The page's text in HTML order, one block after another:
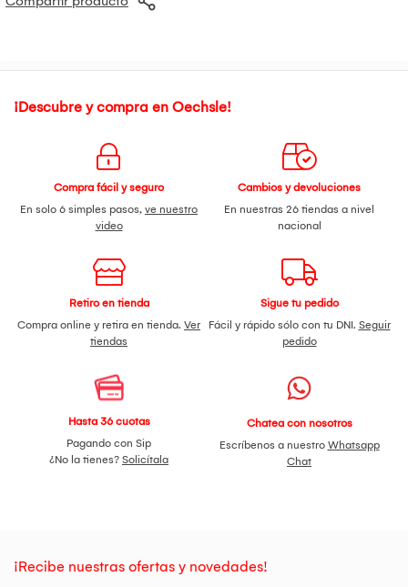
¡Descubre y compra en Oechsle!
Compra fácil y seguro
En solo 6 simples pasos, ve nuestro
video
Cambios y devoluciones
En nuestras 26 tiendas a nivel
nacional
Retiro en tienda
Compra online y retira en tienda. Ver
tiendas
Sigue tu pedido
Fácil y rápido sólo con tu DNI. Seguir
pedido
Hasta 36 cuotas
Pagando con Sip
¿No la tienes? Solicítala
Chatea con nosotros
Escríbenos a nuestro Whatsapp
Chat
¡Recibe nuestras ofertas y novedades!